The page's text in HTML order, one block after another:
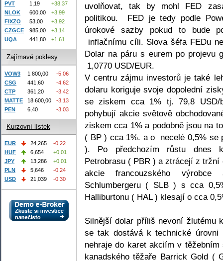
uvolňovat, tak by mohl FED
politikou. FED je tedy podle
úrokové sazby pokud to bude
inflačnímu cíli. Slova šéfa FEDu
Dolar na páru s eurem po projevu
1,0770 USD/EUR.
V centru zájmu investorů je také
dolaru koriguje svoje dopolední
se ziskem cca 1% tj. 79,8 USD/
pohybují akcie světově
ziskem cca 1% a podobně jsou na
( BP ) cca 1%. a o necelé 0,5% se
). Po předchozím růstu dnes
Petrobrasu ( PBR ) a ztrácejí z
akcie francouzského
Schlumbergeru ( SLB ) s cca
Halliburtonu ( HAL ) klesají o cca
Silnější dolar příliš nevoní žlutému
se tak dostává k technické úrovni
nehraje do karet akciím v
kanadského těžaře Barrick Gold
PVT 1,19
+38,37
NLOK
600,00
+3,99
FIXZO
53,00
+3,92
CZGCE
985,00
+3,14
UQA
441,80 +1,61
Zajímavé poklesy
VOW3 1 800,00
-5,06
CSG
441,60
-4,62
CTP
361,20
-3,42
MATTE
18 600,00
-3,13
PEN
6,40 -3,03
Kurzovní lístek
EUR 24,265
-0,22
HUF
6,654
+0,01
JPY
13,286
+0,01
PLN
5,646
-0,24
USD
21,039 -0,30